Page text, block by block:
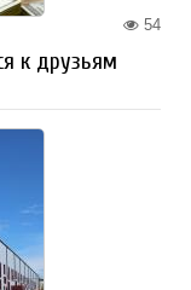
54
к друзьям